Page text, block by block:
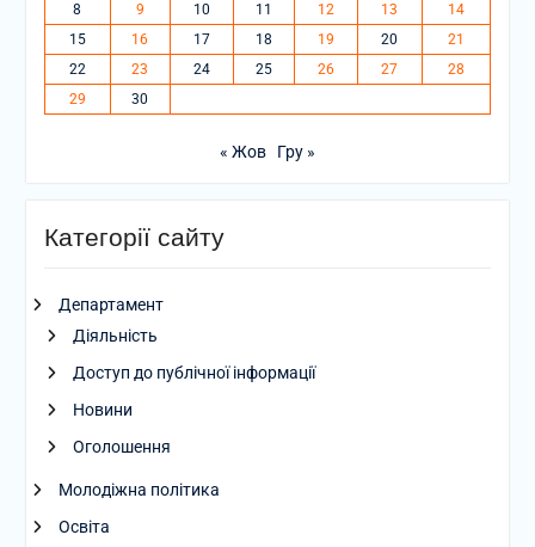
8
9 10 11 12 13
14
15
16 17 18 19 20
21
22
23 24 25 26 27
28
29
30
« Жов Гру »
Категорії сайту
Департамент
Діяльність
Доступ до публічної інформації
Новини
Оголошення
Молодіжна політика
Освіта